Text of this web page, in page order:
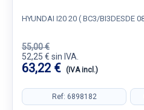
HYUNDAI I20 20 ( BC3/BI3DESDE
55,00 €
52,25 € sin IVA.
63,22 € (IVA incl.)
Ref: 6898182